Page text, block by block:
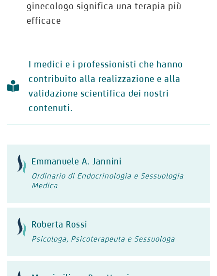
ginecologo significa una terapia più
efficace
I medici e i professionisti che hanno
contribuito alla realizzazione e alla
validazione scientifica dei nostri
contenuti.
Emmanuele A. Jannini
Ordinario di Endocrinologia e Sessuologia
Medica
Roberta Rossi
Psicologa, Psicoterapeuta e Sessuologa